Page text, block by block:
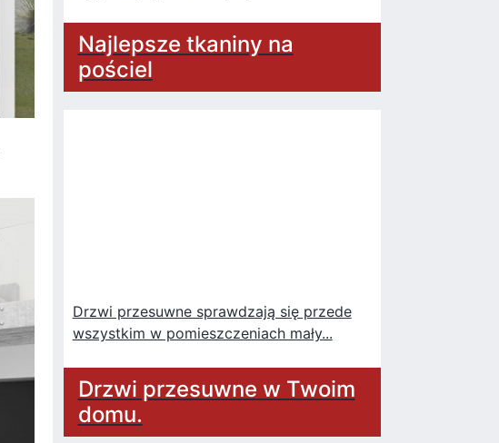
Najlepsze tkaniny na
pościel
Drzwi przesuwne sprawdzają się przede
wszystkim w pomieszczeniach mały...
Drzwi przesuwne w Twoim
domu.